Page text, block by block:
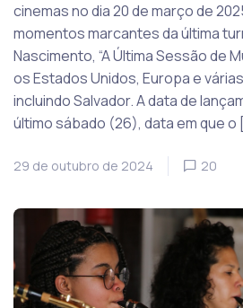
cinemas no dia 20 de março de
momentos marcantes da última
Nascimento, “A Última Sessão de
os Estados Unidos, Europa e
incluindo Salvador. A data de
último sábado (26), data em que o
29 de outubro de 2024 20